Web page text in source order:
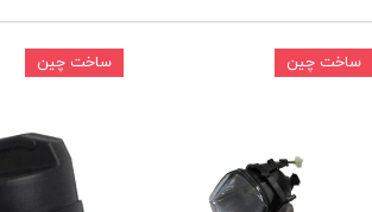
ساخت چین ساخت چین